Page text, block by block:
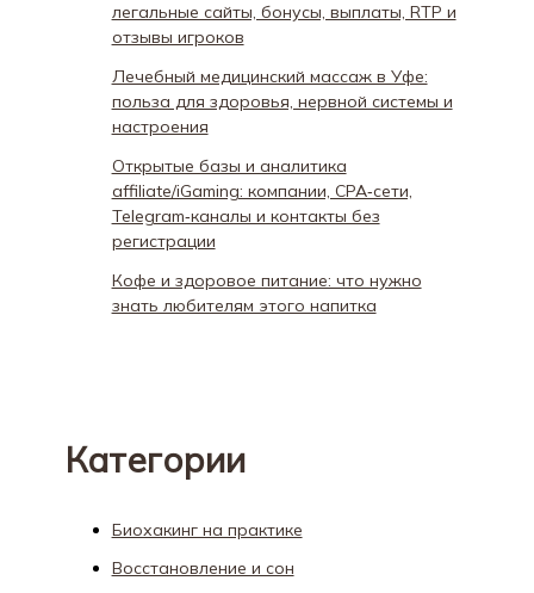
легальные сайты, бонусы, выплаты, RTP и
отзывы игроков
Лечебный медицинский массаж в Уфе:
польза для здоровья, нервной системы и
настроения
Открытые базы и аналитика
affiliate/iGaming: компании, CPA‑сети,
Telegram‑каналы и контакты без
регистрации
Кофе и здоровое питание: что нужно
знать любителям этого напитка
Категории
Биохакинг на практике
Восстановление и сон